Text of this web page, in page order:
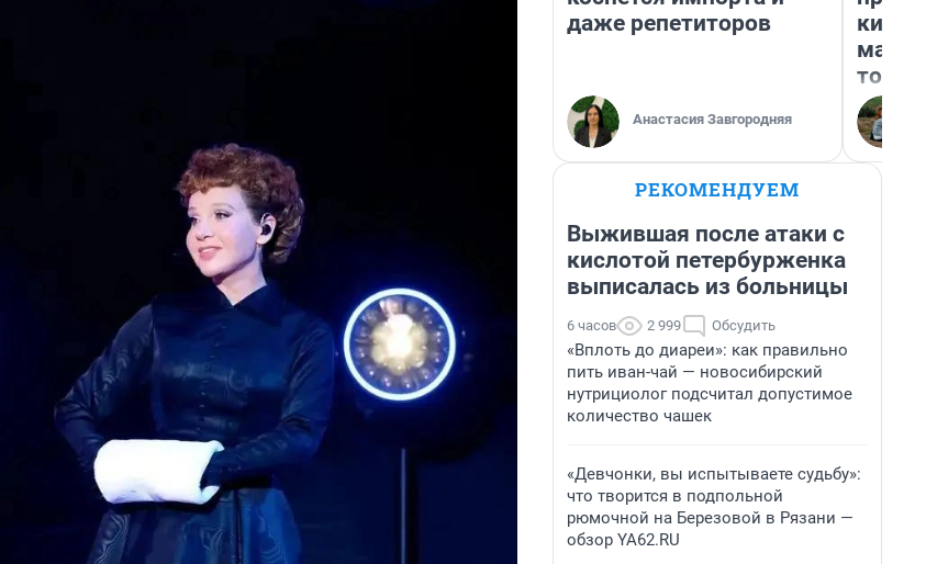
даже репетиторов
Анастасия Завгородняя
того
РЕКОМЕНДУЕМ
Выжившая после атаки с
кислотой петербурженка
выписалась из больницы
6 часов 2 999 Обсудить
«Вплоть до диареи»: как правильно
пить иван-чай — новосибирский
нутрициолог подсчитал допустимое
количество чашек
«Девчонки, вы испытываете судьбу»:
что творится в подпольной
рюмочной на Березовой в Рязани —
обзор YA62.RU